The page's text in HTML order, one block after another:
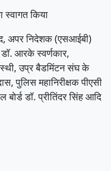
स्वागत किया
अपर निदेशक (एसआईबी)
डॉ. आरके स्वर्णकार,
उप्र बैडमिंटन संघ के
पुलिस महानिरीक्षक पीएसी
डॉ. प्रीतिंदर सिंह आदि